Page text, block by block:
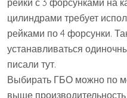
цилиндрами требует
рейками по 4 форсунки.
устанавливаться
писали тут.
Выбирать ГБО можно по
выше